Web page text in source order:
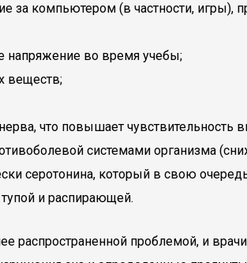
за компьютером (в частности, игры),
напряжение во время учебы;
веществ;
что повышает чувствительность
системами организма
серотонина, который в свою
и распирающей.
распространенной проблемой, и